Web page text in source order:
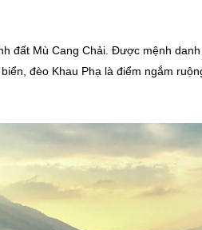
đất Mù Cang Chải. Được mệnh
đèo Khau Phạ là điểm ngắm